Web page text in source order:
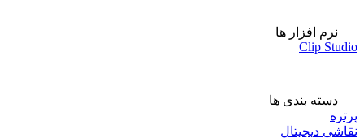
نرم افزار ها
Clip Studio
دسته بندی ها
پرتره
نقاشی دیجیتال